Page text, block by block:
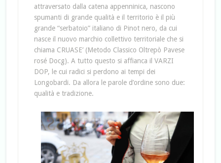
attraversato dalla catena appenninica, nascono
spumanti di grande qualità e il territorio è il più
grande “serbatoio” italiano di Pinot nero, da cui
nasce il nuovo marchio collettivo territoriale che si
chiama CRUASE’ (Metodo Classico Oltrepò Pavese
rosé Docg). A tutto questo si affianca il VARZI
DOP, le cui radici si perdono ai tempi dei
Longobardi. Da allora le parole d’ordine sono due:
qualità e tradizione.